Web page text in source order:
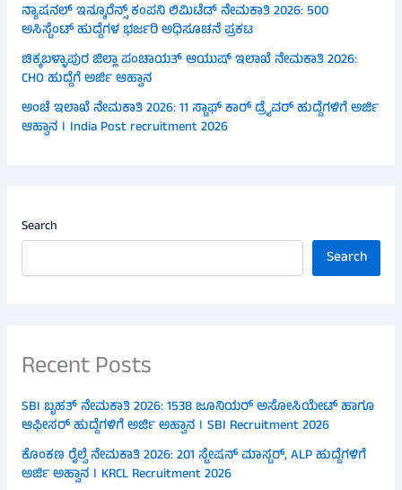
ನ್ಯಾಷನಲ್ ಇನ್ಶೂರೆನ್ಸ್ ಕಂಪನಿ ಲಿಮಿಟೆಡ್ ನೇಮಕಾತಿ 2026: 500
ಅಸಿಸ್ಟೆಂಟ್ ಹುದ್ದೆಗಳ ಭರ್ಜರಿ ಅಧಿಸೂಚನೆ ಪ್ರಕಟ
ಚಿಕ್ಕಬಳ್ಳಾಪುರ ಜಿಲ್ಲಾ ಪಂಚಾಯತ್ ಆಯುಷ್ ಇಲಾಖೆ ನೇಮಕಾತಿ 2026:
CHO ಹುದ್ದೆಗೆ ಅರ್ಜಿ ಆಹ್ವಾನ
ಅಂಚೆ ಇಲಾಖೆ ನೇಮಕಾತಿ 2026: 11 ಸ್ಟಾಫ್ ಕಾರ್ ಡ್ರೈವರ್ ಹುದ್ದೆಗಳಿಗೆ ಅರ್ಜಿ
ಆಹ್ವಾನ । India Post recruitment 2026
Search
Search
Recent Posts
SBI ಬೃಹತ್ ನೇಮಕಾತಿ 2026: 1538 ಜೂನಿಯರ್ ಅಸೋಸಿಯೇಟ್ ಹಾಗೂ
ಆಫೀಸರ್ ಹುದ್ದೆಗಳಿಗೆ ಅರ್ಜಿ ಅಹ್ವಾನ । SBI Recruitment 2026
ಕೊಂಕಣ ರೈಲ್ವೆ ನೇಮಕಾತಿ 2026: 201 ಸ್ಟೇಷನ್ ಮಾಸ್ಟರ್, ALP ಹುದ್ದೆಗಳಿಗೆ
ಅರ್ಜಿ ಅಹ್ವಾನ । KRCL Recruitment 2026